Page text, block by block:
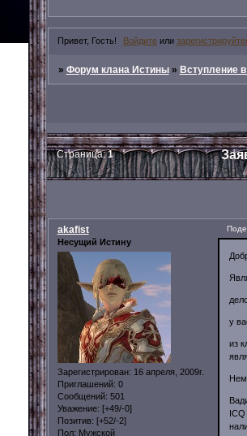
Привет, Гость! Войдите или
» Форум клана Истины » Вступление
Страница:1
akafist
Несущий Истину
Зарегистрирован: 16 апреля, 2009г.
Приглашений: 0
Сообщений: 501
Уважение: [+49/-0]
Позитив: [+52/-2]
Пол: Мужской
у
из
ICQ